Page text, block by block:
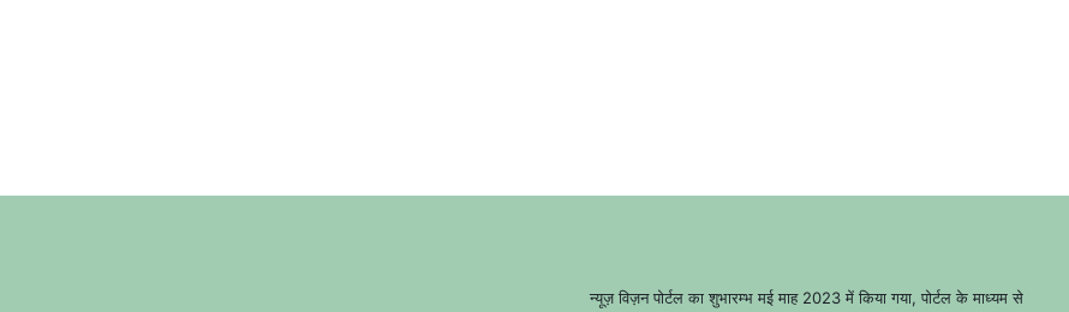
न्यूज़ विज़न पोर्टल का शुभारम्भ मई माह 2023 में किया गया, पोर्टल के माध्यम से